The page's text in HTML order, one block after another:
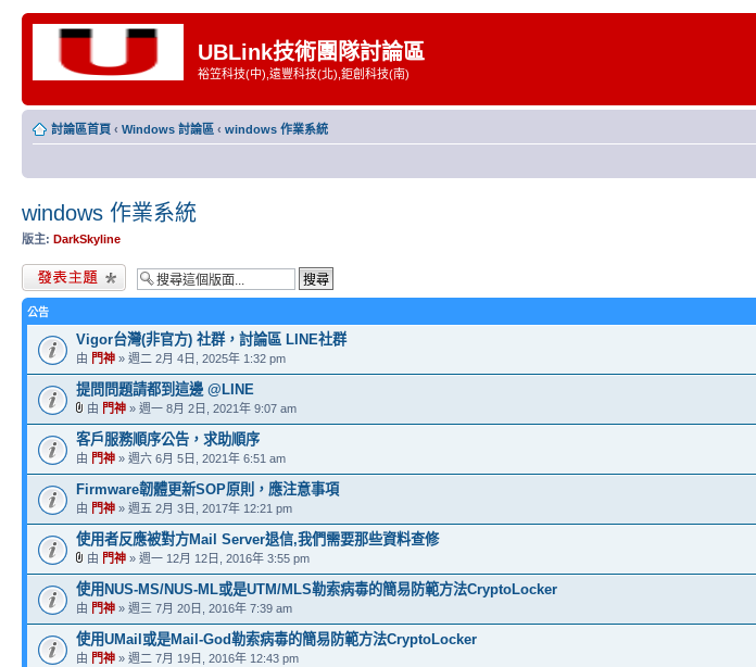
UBLink技術團隊討論區
裕笠科技(中),遠豐科技(北),鉅創科技(南)
討論區首頁 ‹ Windows 討論區 ‹ windows 作業系統
windows 作業系統
版主: DarkSkyline
發表新主題
公告
Vigor台灣(非官方) 社群，討論區 LINE社群
由 門神 » 週二 2月 4日, 2025年 1:32 pm
提問問題請都到這邊 @LINE
由 門神 » 週一 8月 2日, 2021年 9:07 am
客戶服務順序公告，求助順序
由 門神 » 週六 6月 5日, 2021年 6:51 am
Firmware韌體更新SOP原則，應注意事項
由 門神 » 週五 2月 3日, 2017年 12:21 pm
使用者反應被對方Mail Server退信,我們需要那些資料查修
由 門神 » 週一 12月 12日, 2016年 3:55 pm
使用NUS-MS/NUS-ML或是UTM/MLS勒索病毒的簡易防範方法CryptoLocker
由 門神 » 週三 7月 20日, 2016年 7:39 am
使用UMail或是Mail-God勒索病毒的簡易防範方法CryptoLocker
由 門神 » 週二 7月 19日, 2016年 12:43 pm